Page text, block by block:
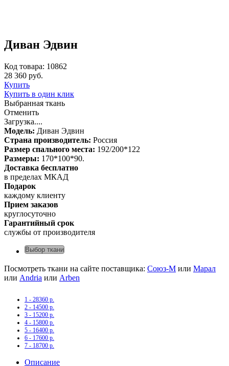
Диван Эдвин
Код товара: 10862
28 360 руб.
Купить
Купить в один клик
Выбранная ткань
Отменить
Загрузка....
Модель: Диван Эдвин
Страна производитель: Россия
Размер спального места: 192/200*122
Размеры: 170*100*90.
Доставка бесплатно
в пределах МКАД
Подарок
каждому клиенту
Прием заказов
круглосуточно
Гарантийный срок
службы от производителя
Выбор ткани
Посмотреть ткани на сайте поставщика: Союз-М или Марал
или Andria или Arben
1 - 28360 р.
2 - 14500 р.
3 - 15200 р.
4 - 15800 р.
5 - 16400 р.
6 - 17600 р.
7 - 18700 р.
Описание